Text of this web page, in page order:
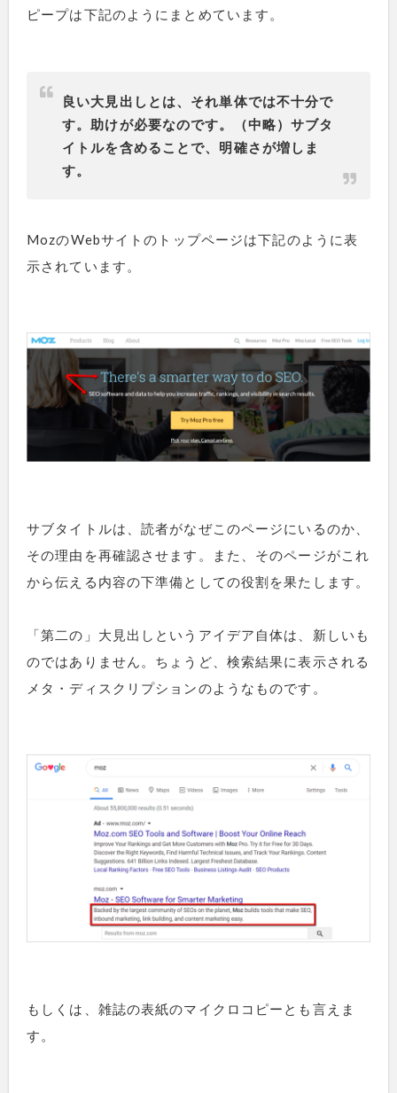
ピープは下記のようにまとめています。
良い大見出しとは、それ単体では不十分で
す。助けが必要なのです。（中略）サブタ
イトルを含めることで、明確さが増しま
す。
MozのWebサイトのトップページは下記のように表
示されています。
サブタイトルは、読者がなぜこのページにいるのか、
その理由を再確認させます。また、そのページがこれ
から伝える内容の下準備としての役割を果たします。
「第二の」大見出しというアイデア自体は、新しいも
のではありません。ちょうど、検索結果に表示される
メタ・ディスクリプションのようなものです。
もしくは、雑誌の表紙のマイクロコピーとも言えま
す。